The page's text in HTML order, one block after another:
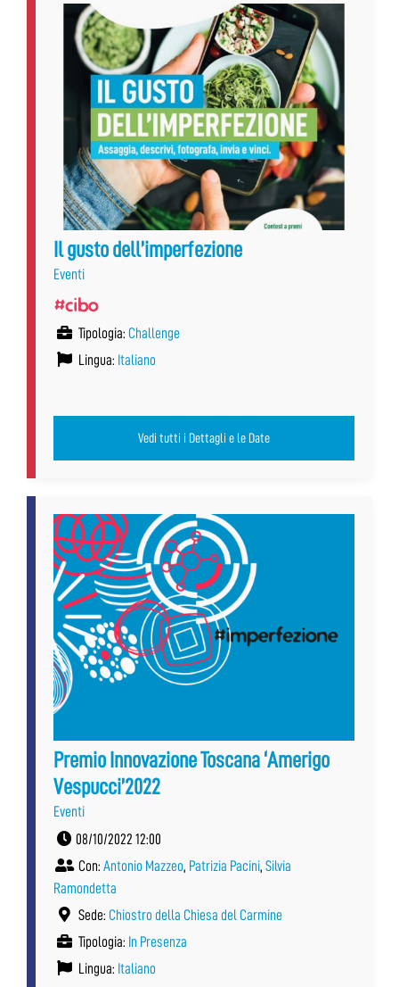
Il gusto dell’imperfezione
Eventi
#cibo
Tipologia: Challenge
Lingua: Italiano
Vedi tutti i Dettagli e le Date
Premio Innovazione Toscana ‘Amerigo
Vespucci’2022
Eventi
08/10/2022 12:00
Con: Antonio Mazzeo, Patrizia Pacini, Silvia
Ramondetta
Sede: Chiostro della Chiesa del Carmine
Tipologia: In Presenza
Lingua: Italiano